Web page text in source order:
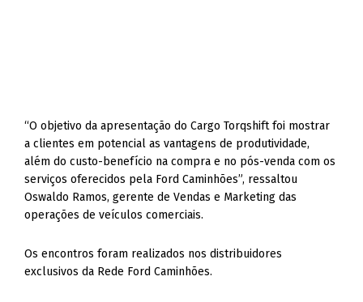
“O objetivo da apresentação do Cargo Torqshift foi mostrar
a clientes em potencial as vantagens de produtividade,
além do custo-benefício na compra e no pós-venda com os
serviços oferecidos pela Ford Caminhões”, ressaltou
Oswaldo Ramos, gerente de Vendas e Marketing das
operações de veículos comerciais.
Os encontros foram realizados nos distribuidores
exclusivos da Rede Ford Caminhões.